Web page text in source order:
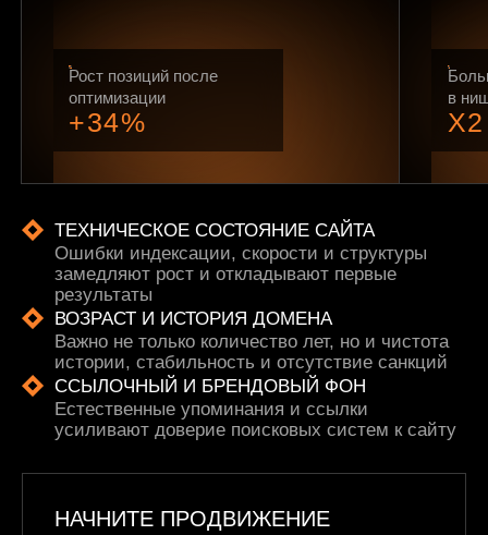
Рост позиций после
оптимизации
+34%
в
X2
ТЕХНИЧЕСКОЕ СОСТОЯНИЕ САЙТА
Ошибки индексации, скорости и структуры
замедляют рост и откладывают первые
результаты
ВОЗРАСТ И ИСТОРИЯ ДОМЕНА
Важно не только количество лет, но и чистота
истории, стабильность и отсутствие санкций
ССЫЛОЧНЫЙ И БРЕНДОВЫЙ ФОН
Естественные упоминания и ссылки
усиливают доверие поисковых систем к сайту
НАЧНИТЕ ПРОДВИЖЕНИЕ